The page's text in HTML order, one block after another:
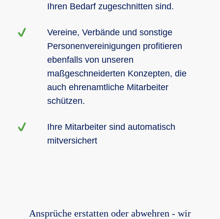
Ihren Bedarf zugeschnitten sind.
Vereine, Verbände und sonstige
Personenvereinigungen profitieren
ebenfalls von unseren
maßgeschneiderten Konzepten, die
auch ehrenamtliche Mitarbeiter
schützen.
Ihre Mitarbeiter sind automatisch
mitversichert
Ansprüche erstatten oder abwehren - wir